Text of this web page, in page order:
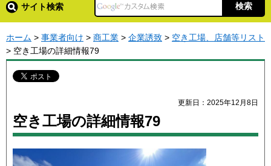
サイト検索
ホーム > 事業者向け > 商工業 > 企業誘致 > 空き工場、店舗等リスト
> 空き工場の詳細情報79
更新日：2025年12月8日
空き工場の詳細情報79